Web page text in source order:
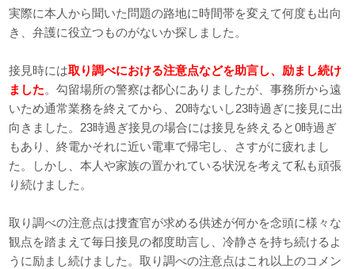
実際に本人から聞いた問題の路地に時間帯を変えて何度も出向
き、弁護に役立つものがないか探しました。
接見時には取り調べにおける注意点などを助言し、励まし続け
ました。勾留場所の警察は都心にありましたが、事務所から遠
いため通常業務を終えてから、20時ないし23時過ぎに接見に出
向きました。23時過ぎ接見の場合には接見を終えると0時過ぎ
もあり、終電かそれに近い電車で帰宅し、さすがに疲れまし
た。しかし、本人や家族の置かれている状況を考えて私も頑張
り続けました。
取り調べの注意点は捜査官が求める供述が何かを念頭に様々な
観点を踏まえて毎日接見の都度助言し、冷静さを持ち続けるよ
うに励まし続けました。取り調べの注意点はこれ以上のコメン